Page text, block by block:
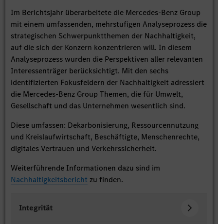
Im Berichtsjahr überarbeitete die Mercedes-Benz Group
mit einem umfassenden, mehrstufigen Analyseprozess die
strategischen Schwerpunktthemen der Nachhaltigkeit,
auf die sich der Konzern konzentrieren will. In diesem
Analyseprozess wurden die Perspektiven aller relevanten
Interessenträger berücksichtigt. Mit den sechs
identifizierten Fokusfeldern der Nachhaltigkeit adressiert
die Mercedes-Benz Group Themen, die für Umwelt,
Gesellschaft und das Unternehmen wesentlich sind.
Diese umfassen: Dekarbonisierung, Ressourcennutzung
und Kreislaufwirtschaft, Beschäftigte, Menschenrechte,
digitales Vertrauen und Verkehrssicherheit.
Weiterführende Informationen dazu sind im
Nachhaltigkeitsbericht zu finden.
Integrität